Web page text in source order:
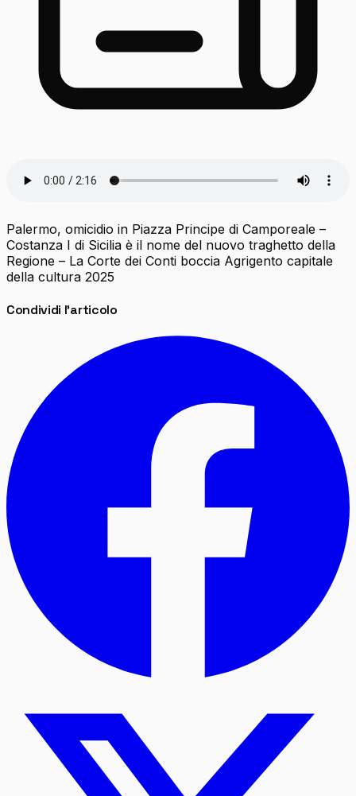
Palermo, omicidio in Piazza Principe di Camporeale –
Costanza I di Sicilia è il nome del nuovo traghetto della
Regione – La Corte dei Conti boccia Agrigento capitale
della cultura 2025
Condividi l'articolo